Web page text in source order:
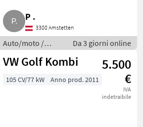
P .
3300 Amstetten
Auto/moto /
Berline
Da 3 giorni online
VW Golf Kombi
5.500
€
IVA
indetraibile
105 CV/77 kW Anno prod. 2011